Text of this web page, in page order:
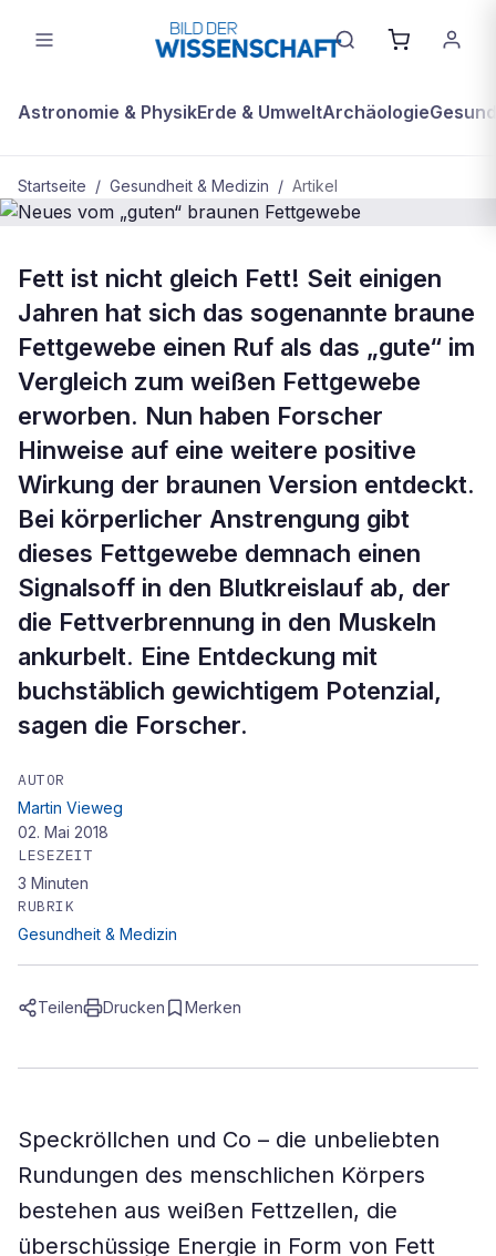
Astronomie & PhysikErde & UmweltArchäologie
Startseite / Gesundheit & Medizin / Artikel
Neues vom „guten“ braunen
Fettgewebe
Fett ist nicht gleich Fett! Seit einigen
Jahren hat sich das sogenannte braune
Fettgewebe einen Ruf als das „gute“ im
Vergleich zum weißen Fettgewebe
erworben. Nun haben Forscher
Hinweise auf eine weitere positive
Wirkung der braunen Version entdeckt.
Bei körperlicher Anstrengung gibt
dieses Fettgewebe demnach einen
Signalsoff in den Blutkreislauf ab, der
die Fettverbrennung in den Muskeln
ankurbelt. Eine Entdeckung mit
buchstäblich gewichtigem Potenzial,
sagen die Forscher.
AUTOR
Martin Vieweg
02. Mai 2018
LESEZEIT
3 Minuten
RUBRIK
Gesundheit & Medizin
Teilen Drucken Merken
Speckröllchen und Co – die unbeliebten
Rundungen des menschlichen Körpers
bestehen aus weißen Fettzellen, die
überschüssige Energie in Form von Fett